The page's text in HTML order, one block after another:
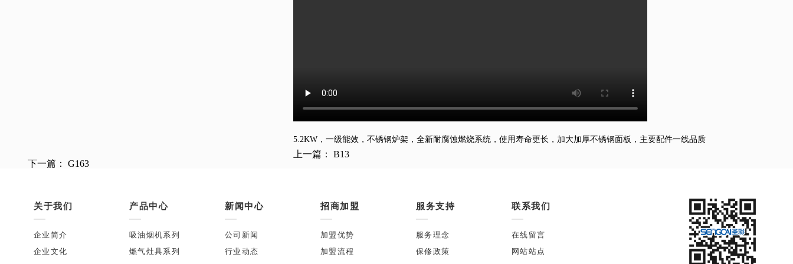
5.2KW，一级能效，不锈钢炉架，全新耐腐蚀燃烧系统，使用寿命更长，加大加厚不锈钢面板，主要配件一线品质
上一篇： B13
下一篇： G163
关于我们
企业简介
企业文化
产品中心
吸油烟机系列
燃气灶具系列
新闻中心
公司新闻
行业动态
招商加盟
加盟优势
加盟流程
服务支持
服务理念
保修政策
联系我们
在线留言
网站站点